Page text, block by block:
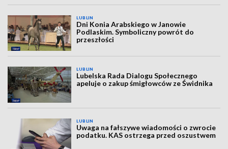
LUBLIN
Dni Konia Arabskiego w Janowie
Podlaskim. Symboliczny powrót do
przeszłości
LUBLIN
Lubelska Rada Dialogu Społecznego
apeluje o zakup śmigłowców ze Świdnika
LUBLIN
Uwaga na fałszywe wiadomości o zwrocie
podatku. KAS ostrzega przed oszustwem